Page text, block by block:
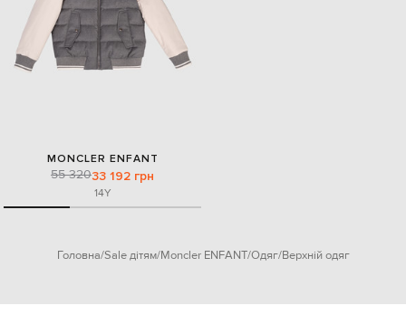
MONCLER ENFANT
55 32033 192 грн
14Y
Головна Sale дітям Moncler ENFANT Одяг Верхній одяг